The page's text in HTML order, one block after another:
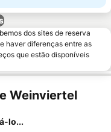
dos sites de reserva
haver diferenças entre as
que estão disponíveis
Weinviertel
lo...